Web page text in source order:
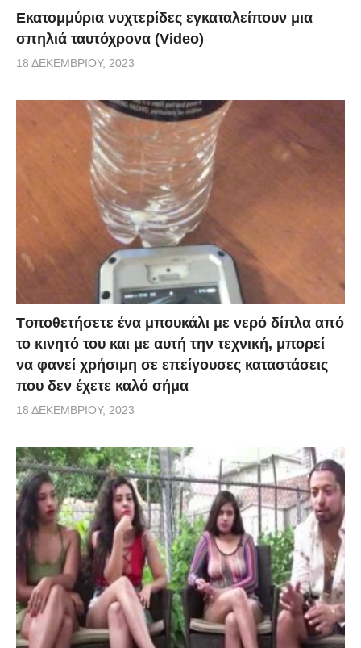
Εκατομμύρια νυχτερίδες εγκαταλείπουν μια
σπηλιά ταυτόχρονα (Video)
18 ΔΕΚΕΜΒΡΊΟΥ, 2023
Tοποθετήσετε ένα μπουκάλι με νερό δίπλα από
το κινητό του και με αυτή την τεχνική, μπορεί
να φανεί χρήσιμη σε επείγουσες καταστάσεις
που δεν έχετε καλό σήμα
18 ΔΕΚΕΜΒΡΊΟΥ, 2023